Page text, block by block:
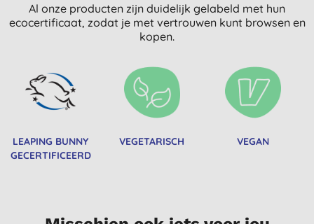
Al onze producten zijn duidelijk gelabeld met hun
ecocertificaat, zodat je met vertrouwen kunt browsen en
kopen.
LEAPING BUNNY
GECERTIFICEERD
VEGETARISCH VEGAN